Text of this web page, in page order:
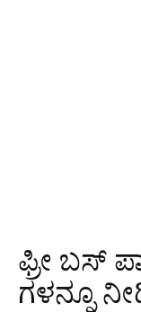
ಫ್ರೀ ಬಸ್
ಗಳನ್ನೂ